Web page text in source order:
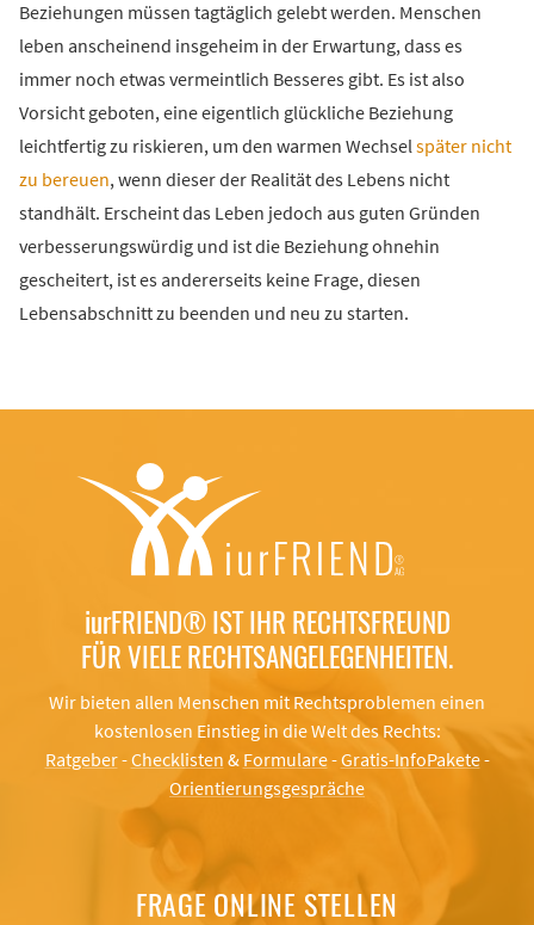
Beziehungen müssen tagtäglich gelebt werden. Menschen
leben anscheinend insgeheim in der Erwartung, dass es
immer noch etwas vermeintlich Besseres gibt. Es ist also
Vorsicht geboten, eine eigentlich glückliche Beziehung
leichtfertig zu riskieren, um den warmen Wechselspäter nicht
zu bereuen, wenn dieser der Realität des Lebens nicht
standhält. Erscheint das Leben jedoch aus guten Gründen
verbesserungswürdig und ist die Beziehung ohnehin
gescheitert, ist es andererseits keine Frage, diesen
Lebensabschnitt zu beenden und neu zu starten.
iurFRIEND®IST IHR RECHTSFREUND
FÜR VIELE RECHTSANGELEGENHEITEN.
Wir bieten allen Menschen mit Rechtsproblemen einen
kostenlosen Einstieg in die Welt des Rechts:
Ratgeber-Checklisten & Formulare-Gratis-InfoPakete-
Orientierungsgespräche
FRAGE ONLINE STELLEN